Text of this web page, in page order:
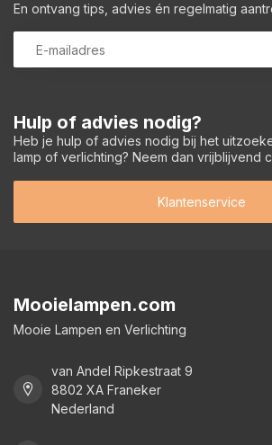
Hulp of advies nodig?
Heb je hulp of advies nodig bij het
lamp of verlichting? Neem dan vrijblijvend
Klantenservice
En ontvang tips, advies én regelmatig
Mooielampen.com
Mooie Lampen en Verlichting
van Andel Ripkestraat 9
8802 XA Franeker
Nederland